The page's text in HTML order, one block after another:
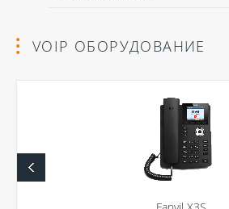
VOIP ОБОРУДОВАНИЕ